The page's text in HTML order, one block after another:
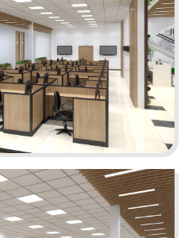
bị loại bỏ thay bằng
tạo cảm giác rộng rãi
tiết